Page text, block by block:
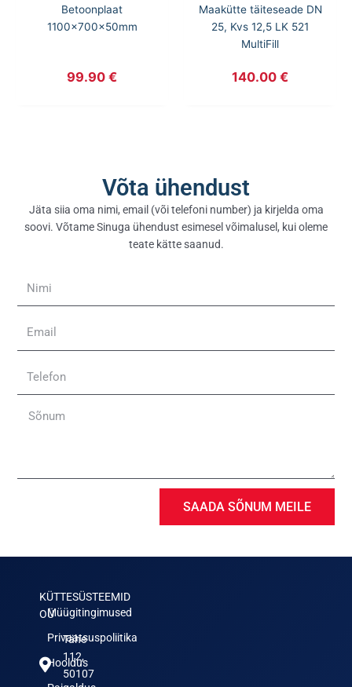
Betoonplaat
1100x700x50mm
99.90 €
Maakütte täiteseade DN
25, Kvs 12,5 LK 521
MultiFill
140.00 €
Võta ühendust
Jäta siia oma nimi, email (või telefoni number) ja kirjelda oma
soovi. Võtame Sinuga ühendust esimesel võimalusel, kui oleme
teate kätte saanud.
Sõnum
SAADA SÕNUM MEILE
KÜTTESÜSTEEMID
OÜ
Tähe
112,
50107
Müügitingimused
Privaatsuspoliitika
Hooldus